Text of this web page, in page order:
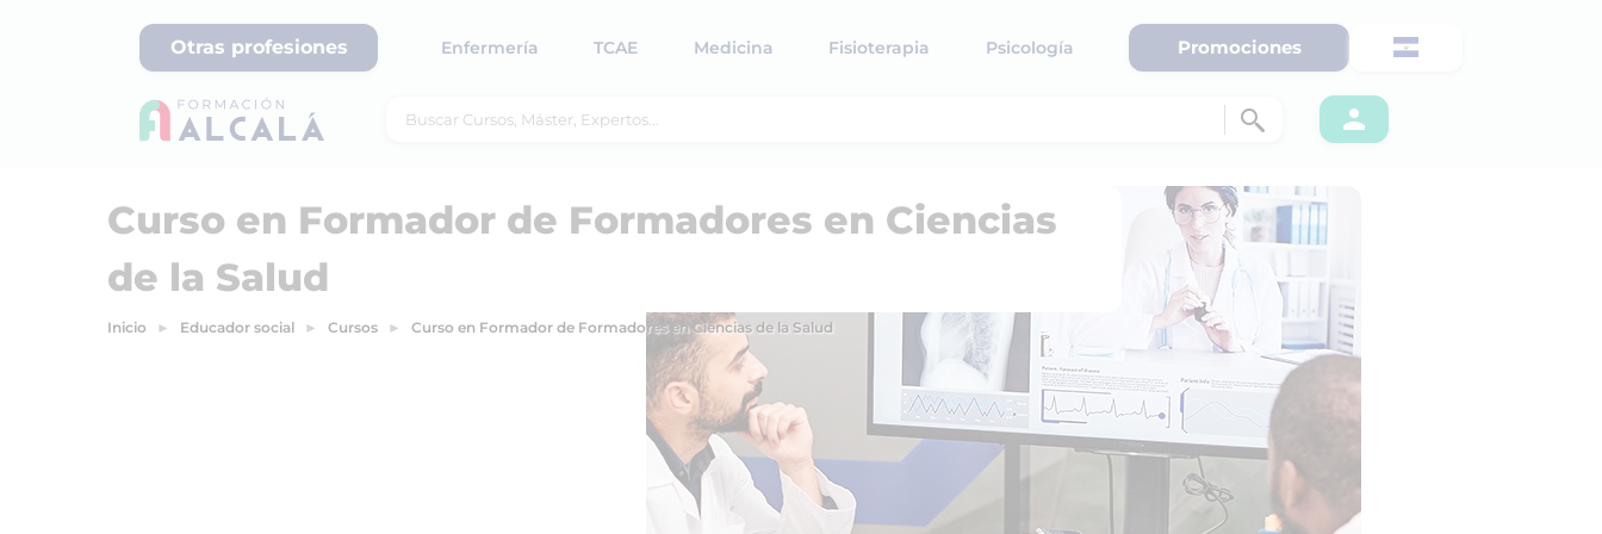
Otras profesiones Enfermería TCAE Medicina Fisioterapia Psicología Promociones
Curso en Formador de Formadores en Ciencias
de la Salud
Inicio Educador social Cursos Curso en Formador de Formadores en Ciencias de la Salud